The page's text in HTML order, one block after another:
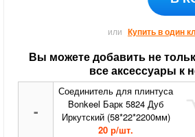
или Купить в один
Вы можете добавить не
все аксессуары к
-
Соединитель для плинтуса
Bonkeel Барк 5824 Дуб
Иркутский (58*22*2200мм)
20 р/шт.